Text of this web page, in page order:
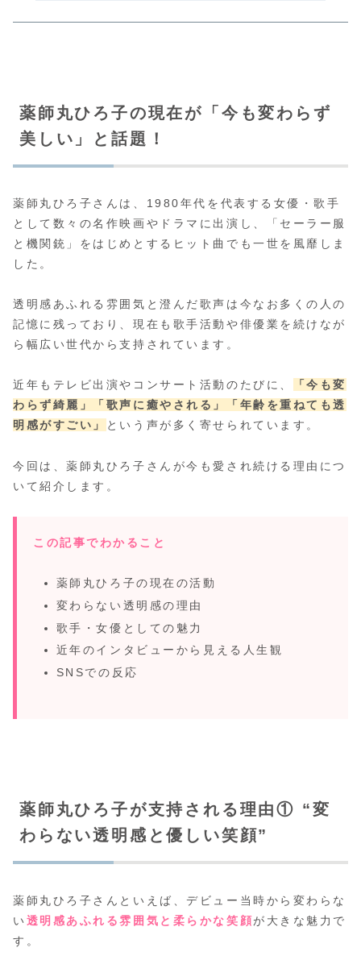
薬師丸ひろ子の現在が「今も変わらず
美しい」と話題！
薬師丸ひろ子さんは、1980年代を代表する女優・歌手
として数々の名作映画やドラマに出演し、「セーラー服
と機関銃」をはじめとするヒット曲でも一世を風靡しま
した。
透明感あふれる雰囲気と澄んだ歌声は今なお多くの人の
記憶に残っており、現在も歌手活動や俳優業を続けなが
ら幅広い世代から支持されています。
近年もテレビ出演やコンサート活動のたびに、
「今も変
わらず綺麗」
「歌声に癒やされる」
「年齢を重ねても透
明感がすごい」
という声が多く寄せられています。
今回は、薬師丸ひろ子さんが今も愛され続ける理由につ
いて紹介します。
この記事でわかること
薬師丸ひろ子の現在の活動
変わらない透明感の理由
歌手・女優としての魅力
近年のインタビューから見える人生観
SNSでの反応
薬師丸ひろ子が支持される理由① “変
わらない透明感と優しい笑顔”
薬師丸ひろ子さんといえば、デビュー当時から変わらな
い 透明感あふれる雰囲気と柔らかな笑顔が大きな魅力で
す。